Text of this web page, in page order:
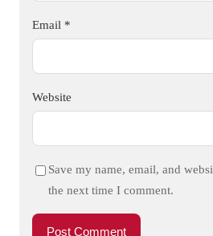
Email *
Website
Save my name, email, and
the next time I comment.